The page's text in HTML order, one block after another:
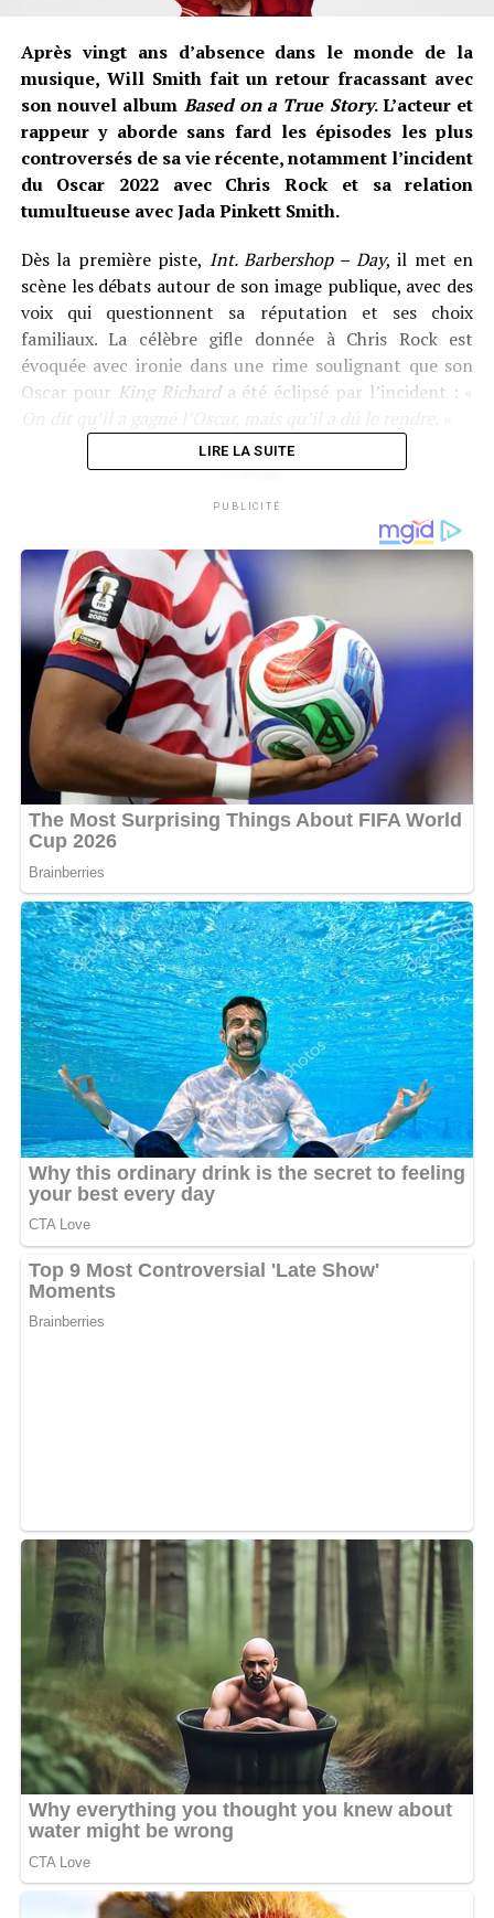
Après vingt ans d’absence dans le monde de la
musique, Will Smith fait un retour fracassant avec
son nouvel album Based on a True Story. L’acteur et
rappeur y aborde sans fard les épisodes les plus
controversés de sa vie récente, notamment l’incident
du Oscar 2022 avec Chris Rock et sa relation
tumultueuse avec Jada Pinkett Smith.
Dès la première piste, Int. Barbershop – Day, il met en
scène les débats autour de son image publique, avec des
voix qui questionnent sa réputation et ses choix
familiaux. La célèbre gifle donnée à Chris Rock est
évoquée avec ironie dans une rime soulignant que son
Oscar pour King Richarda été éclipsé par l’incident : «
AvecYou Lookin’ for Me?, la seconde piste, Smith
répond aux critiques sur sa vie privée et son mariage
mouvementé avec Jada Pinkett Smith. L’artiste y fait
référence aux révélations de son épouse concernant
leur séparation depuis 2016, tout en rappelant que le
couple reste officiellement marié.
L’altercation du Oscar a eu des répercussions majeures
sur la carrière de Smith. L’Académie l’a banni de la
cérémonie pour dix ans, une décision qui divise encore
l’industrie du cinéma. Dans une récente interview à
l’Associated Press, l’acteur a déclaré accepter les
conséquences de ses actes tout en cherchant à être une
meilleure personne.
Des précédents laissent entrevoir une possible
clémence de l’Académie avant l’échéance de la sanction.
Richard Gere, interdit de présentation aux Oscars
pendant 20 ans pour ses critiques du gouvernement
chinois, avait tout de même été invité à certaines
cérémonies.
LIRE LA SUITE
PUBLICITÉ